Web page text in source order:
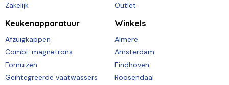
Zakelijk
Outlet
Keukenapparatuur
Afzuigkappen
Combi-magnetrons
Fornuizen
Geïntegreerde vaatwassers
Winkels
Almere
Amsterdam
Eindhoven
Roosendaal